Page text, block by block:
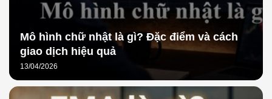
Mô hình chữ nhật là gì? Đặc điểm và cách
giao dịch hiệu quả
13/04/2026